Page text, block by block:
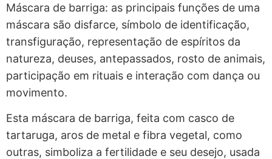
Máscara de barriga: as principais funções de uma
máscara são disfarce, símbolo de identificação,
transfiguração, representação de espíritos da
natureza, deuses, antepassados, rosto de animais,
participação em rituais e interação com dança ou
movimento.
Esta máscara de barriga, feita com casco de
tartaruga, aros de metal e fibra vegetal, como
outras, simboliza a fertilidade e seu desejo, usada